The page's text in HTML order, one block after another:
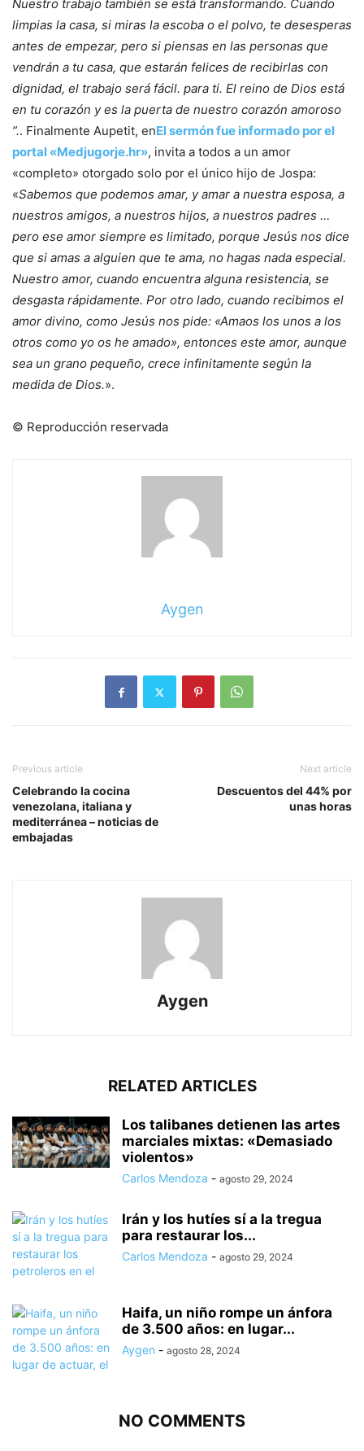
Nuestro trabajo también se está transformando. Cuando
limpias la casa, si miras la escoba o el polvo, te desesperas
antes de empezar, pero si piensas en las personas que
vendrán a tu casa, que estarán felices de recibirlas con
dignidad, el trabajo será fácil. para ti. El reino de Dios está
en tu corazón y es la puerta de nuestro corazón amoroso
”.. Finalmente Aupetit, enEl sermón fue informado por el
portal «Medjugorje.hr», invita a todos a un amor
«completo» otorgado solo por el único hijo de Jospa:
«Sabemos que podemos amar, y amar a nuestra esposa, a
nuestros amigos, a nuestros hijos, a nuestros padres …
pero ese amor siempre es limitado, porque Jesús nos dice
que si amas a alguien que te ama, no hagas nada especial.
Nuestro amor, cuando encuentra alguna resistencia, se
desgasta rápidamente. Por otro lado, cuando recibimos el
amor divino, como Jesús nos pide: «Amaos los unos a los
otros como yo os he amado», entonces este amor, aunque
sea un grano pequeño, crece infinitamente según la
medida de Dios.».
© Reproducción reservada
Aygen
Previous article
Celebrando la cocina
venezolana, italiana y
mediterránea – noticias de
embajadas
Next article
Descuentos del 44% por
unas horas
Aygen
RELATED ARTICLES
Los talibanes detienen las artes
marciales mixtas: «Demasiado
violentos»
Carlos Mendoza - agosto 29, 2024
Irán y los hutíes sí a la tregua
para restaurar los...
Carlos Mendoza - agosto 29, 2024
Haifa, un niño rompe un ánfora
de 3.500 años: en lugar...
Aygen - agosto 28, 2024
NO COMMENTS